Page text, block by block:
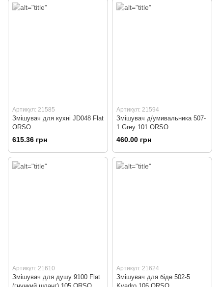
Артикул: 21585
Змішувач для кухні JD048 Flat
ORSO
615.36 грн
Артикул: 21594
Змішувач д/умивальника 507-
1 Grey 101 ORSO
460.00 грн
Артикул: 21610
Змішувач для душу 9100 Flat
Артикул: 21624
Змішувач для біде 502-5